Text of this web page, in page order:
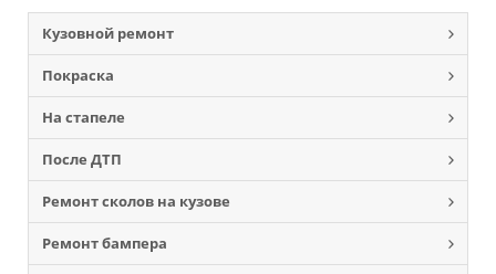
Кузовной ремонт
Покраска
На стапеле
После ДТП
Ремонт сколов на кузове
Ремонт бампера